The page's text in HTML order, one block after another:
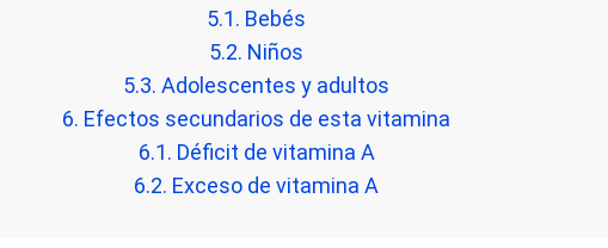
5.1. Bebés
5.2. Niños
5.3. Adolescentes y adultos
6. Efectos secundarios de esta vitamina
6.1. Déficit de vitamina A
6.2. Exceso de vitamina A